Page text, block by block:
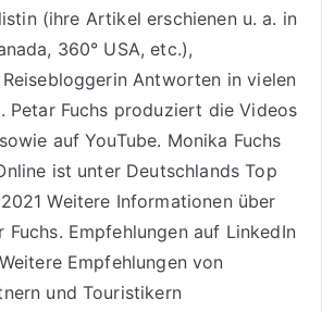
(ihre Artikel erschienen u. a. in
360° USA, etc.),
Antworten in vielen
Petar Fuchs produziert die Videos
aufYouTube. Monika Fuchs
ist unter Deutschlands Top
Weitere Informationen über
Fuchs. Empfehlungen auf LinkedIn
Weitere Empfehlungen von
und Touristikern